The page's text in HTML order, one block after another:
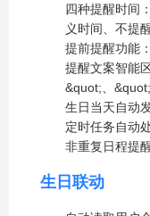
四种提醒时间
义时间、不提
提前提醒功能
提醒文案智能
&quot;、
生日当天自动
定时任务自动
非重复日程提
生日联动